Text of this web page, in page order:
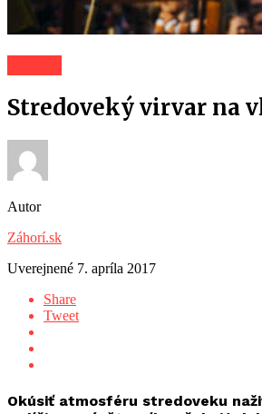
Stredoveký virvar na
Autor
Záhorí.sk
Uverejnené 7. apríla 2017
Share
Tweet
Okúsiť atmosféru stredoveku